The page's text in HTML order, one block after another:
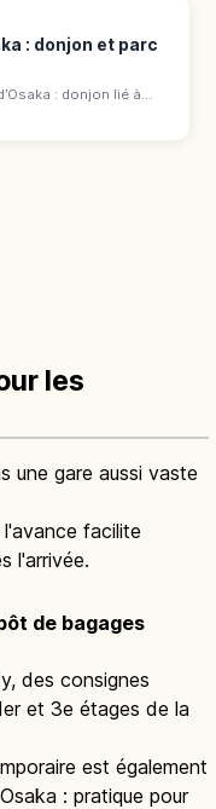
: donjon et parc
les
gare aussi vaste
l'arrivée.
de bagages
des consignes
et 3e étages de la